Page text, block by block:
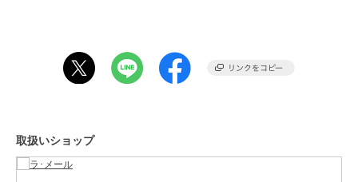
ショップ ラ･メール
商品カテゴリ スキンケア ／美容液・オイル
カラー
サイズ
取扱いショップ